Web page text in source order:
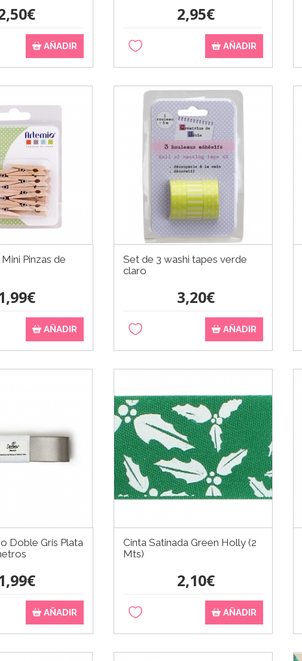
AÑADIR
2,95€
AÑADIR
Pinzas de
AÑADIR
Set de 3 washi tapes verde
claro
3,20€
AÑADIR
Doble Gris Plata
AÑADIR
Cinta Satinada Green Holly (2
Mts)
2,10€
AÑADIR